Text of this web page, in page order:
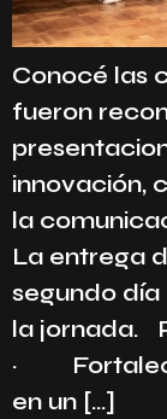
Conocé las
fueron
innovación,
la
La entrega
segundo
la jornada.
·
en un […]